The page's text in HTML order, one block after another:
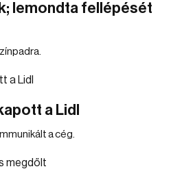
lemondta fellépését
a Lidl
a cég.